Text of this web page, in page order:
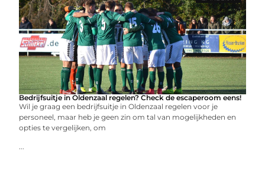
Bedrijfsuitje in Oldenzaal regelen? Check de escaperoom eens!
Wil je graag een bedrijfsuitje in Oldenzaal regelen voor je
personeel, maar heb je geen zin om tal van mogelijkheden en
opties te vergelijken, om
...